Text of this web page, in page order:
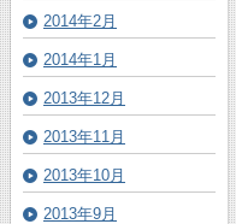
2014年2月
2014年1月
2013年12月
2013年11月
2013年10月
2013年9月